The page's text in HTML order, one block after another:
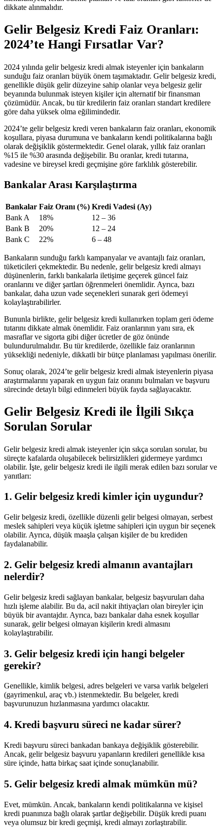
dikkate alınmalıdır.
Gelir Belgesiz Kredi Faiz Oranları:
2024’te Hangi Fırsatlar Var?
2024 yılında gelir belgesiz kredi almak isteyenler için bankaların
sunduğu faiz oranları büyük önem taşımaktadır. Gelir belgesiz kredi,
genellikle düşük gelir düzeyine sahip olanlar veya belgesiz gelir
beyanında bulunmak isteyen kişiler için alternatif bir finansman
çözümüdür. Ancak, bu tür kredilerin faiz oranları standart kredilere
göre daha yüksek olma eğilimindedir.
2024’te gelir belgesiz kredi veren bankaların faiz oranları, ekonomik
koşullara, piyasa durumuna ve bankaların kendi politikalarına bağlı
olarak değişiklik göstermektedir. Genel olarak, yıllık faiz oranları
%15 ile %30 arasında değişebilir. Bu oranlar, kredi tutarına,
vadesine ve bireysel kredi geçmişine göre farklılık gösterebilir.
Bankalar Arası Karşılaştırma
Bankalar Faiz Oranı (%) Kredi Vadesi (Ay)
Bank A
18%
12 – 36
Bank B
20%
12 – 24
Bank C
22% 6 – 48
Bankaların sunduğu farklı kampanyalar ve avantajlı faiz oranları,
tüketicileri çekmektedir. Bu nedenle, gelir belgesiz kredi almayı
düşünenlerin, farklı bankalarla iletişime geçerek güncel faiz
oranlarını ve diğer şartları öğrenmeleri önemlidir. Ayrıca, bazı
bankalar, daha uzun vade seçenekleri sunarak geri ödemeyi
kolaylaştırabilirler.
Bununla birlikte, gelir belgesiz kredi kullanırken toplam geri ödeme
tutarını dikkate almak önemlidir. Faiz oranlarının yanı sıra, ek
masraflar ve sigorta gibi diğer ücretler de göz önünde
bulundurulmalıdır. Bu tür kredilerde, özellikle faiz oranlarının
yüksekliği nedeniyle, dikkatli bir bütçe planlaması yapılması önerilir.
Sonuç olarak, 2024’te gelir belgesiz kredi almak isteyenlerin piyasa
araştırmalarını yaparak en uygun faiz oranını bulmaları ve başvuru
sürecinde detaylı bilgi edinmeleri büyük fayda sağlayacaktır.
Gelir Belgesiz Kredi ile İlgili Sıkça
Sorulan Sorular
Gelir belgesiz kredi almak isteyenler için sıkça sorulan sorular, bu
süreçte kafalarda oluşabilecek belirsizlikleri gidermeye yardımcı
olabilir. İşte, gelir belgesiz kredi ile ilgili merak edilen bazı sorular ve
yanıtları:
1. Gelir belgesiz kredi kimler için uygundur?
Gelir belgesiz kredi, özellikle düzenli gelir belgesi olmayan, serbest
meslek sahipleri veya küçük işletme sahipleri için uygun bir seçenek
olabilir. Ayrıca, düşük maaşla çalışan kişiler de bu krediden
faydalanabilir.
2. Gelir belgesiz kredi almanın avantajları
nelerdir?
Gelir belgesiz kredi sağlayan bankalar, belgesiz başvuruları daha
hızlı işleme alabilir. Bu da, acil nakit ihtiyaçları olan bireyler için
büyük bir avantajdır. Ayrıca, bazı bankalar daha esnek koşullar
sunarak, gelir belgesi olmayan kişilerin kredi almasını
kolaylaştırabilir.
3. Gelir belgesiz kredi için hangi belgeler
gerekir?
Genellikle, kimlik belgesi, adres belgeleri ve varsa varlık belgeleri
(gayrimenkul, araç vb.) istenmektedir. Bu belgeler, kredi
başvurunuzun hızlanmasına yardımcı olacaktır.
4. Kredi başvuru süreci ne kadar sürer?
Kredi başvuru süreci bankadan bankaya değişiklik gösterebilir.
Ancak, gelir belgesiz başvuru yapanların kredileri genellikle kısa
süre içinde, hatta birkaç saat içinde sonuçlanabilir.
5. Gelir belgesiz kredi almak mümkün mü?
Evet, mümkün. Ancak, bankaların kendi politikalarına ve kişisel
kredi puanınıza bağlı olarak şartlar değişebilir. Düşük kredi puanı
veya olumsuz bir kredi geçmişi, kredi almayı zorlaştırabilir.